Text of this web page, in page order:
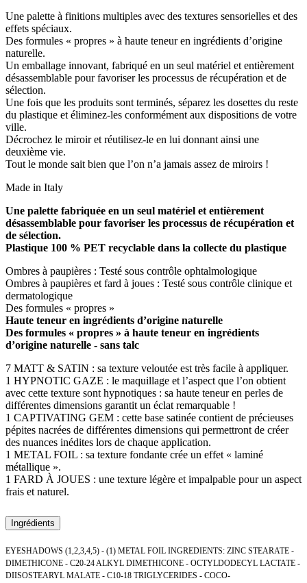
Une palette à finitions multiples avec des textures sensorielles et des
effets spéciaux.
Des formules « propres » à haute teneur en ingrédients d’origine
naturelle.
Un emballage innovant, fabriqué en un seul matériel et entièrement
désassemblable pour favoriser les processus de récupération et de
sélection.
Une fois que les produits sont terminés, séparez les dosettes du reste
du plastique et éliminez-les conformément aux dispositions de votre
ville.
Décrochez le miroir et réutilisez-le en lui donnant ainsi une
deuxième vie.
Tout le monde sait bien que l’on n’a jamais assez de miroirs !
Made in Italy
Une palette fabriquée en un seul matériel et entièrement
désassemblable pour favoriser les processus de récupération et
de sélection.
Plastique 100 % PET recyclable dans la collecte du plastique
Ombres à paupières : Testé sous contrôle ophtalmologique
Ombres à paupières et fard à joues : Testé sous contrôle clinique et
dermatologique
Des formules « propres »
Haute teneur en ingrédients d’origine naturelle
Des formules « propres » à haute teneur en ingrédients
d’origine naturelle - sans talc
7 MATT & SATIN : sa texture veloutée est très facile à appliquer.
1 HYPNOTIC GAZE : le maquillage et l’aspect que l’on obtient
avec cette texture sont hypnotiques : sa haute teneur en perles de
différentes dimensions garantit un éclat remarquable !
1 CAPTIVATING GEM : cette base satinée contient de précieuses
pépites nacrées de différentes dimensions qui permettront de créer
des nuances inédites lors de chaque application.
1 METAL FOIL : sa texture fondante crée un effet « laminé
métallique ».
1 FARD À JOUES : une texture légère et impalpable pour un aspect
frais et naturel.
Ingrédients
EYESHADOWS (1,2,3,4,5) - (1) METAL FOIL INGREDIENTS: ZINC STEARATE -
DIMETHICONE - C20-24 ALKYL DIMETHICONE - OCTYLDODECYL LACTATE -
DIISOSTEARYL MALATE - C10-18 TRIGLYCERIDES - COCO-